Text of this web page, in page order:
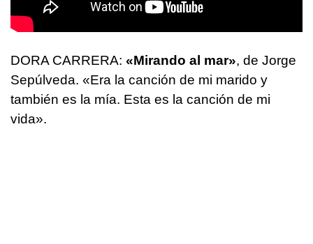
DORA CARRERA: «Mirando al mar», de Jorge
Sepúlveda. «Era la canción de mi marido y
también es la mía. Esta es la canción de mi
vida».